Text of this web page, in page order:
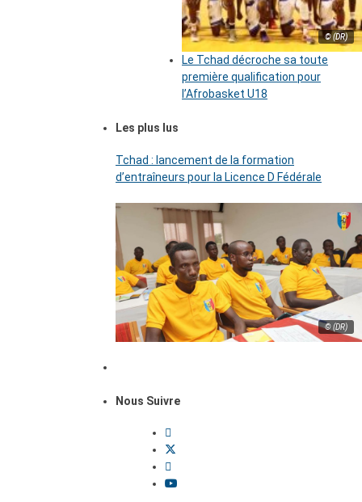
© (DR)
Le Tchad décroche sa toute
première qualification pour
l’Afrobasket U18
Les plus lus
Tchad : lancement de la formation
d’entraîneurs pour la Licence D Fédérale
© (DR)
Nous Suivre